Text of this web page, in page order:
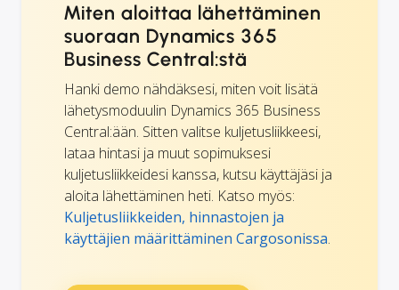
Miten aloittaa lähettäminen
suoraan Dynamics 365
Business Central:stä
Hanki demo nähdäksesi, miten voit lisätä
lähetysmoduulin Dynamics 365 Business
Central:ään. Sitten valitse kuljetusliikkeesi,
lataa hintasi ja muut sopimuksesi
kuljetusliikkeidesi kanssa, kutsu käyttäjäsi ja
aloita lähettäminen heti. Katso myös:
Kuljetusliikkeiden, hinnastojen ja
käyttäjien määrittäminen Cargosonissa.